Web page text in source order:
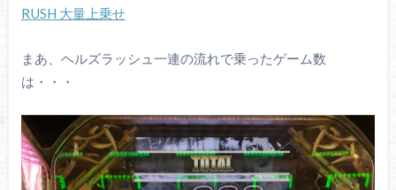
RUSH 大量上乗せ
まあ、ヘルズラッシュ一連の流れで乗ったゲーム数
は・・・